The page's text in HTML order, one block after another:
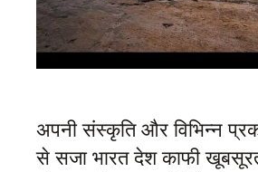
अपनी संस्कृति और विभिन्न
से सजा भारत देश काफी खूबसूरत